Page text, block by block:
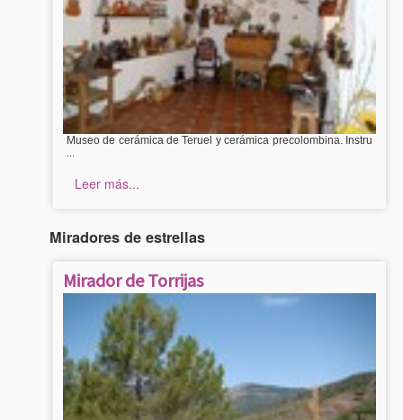
Museo de cerámica de Teruel y cerámica precolombina. Instru
...
Leer más...
Miradores de estrellas
Mirador de Torrijas